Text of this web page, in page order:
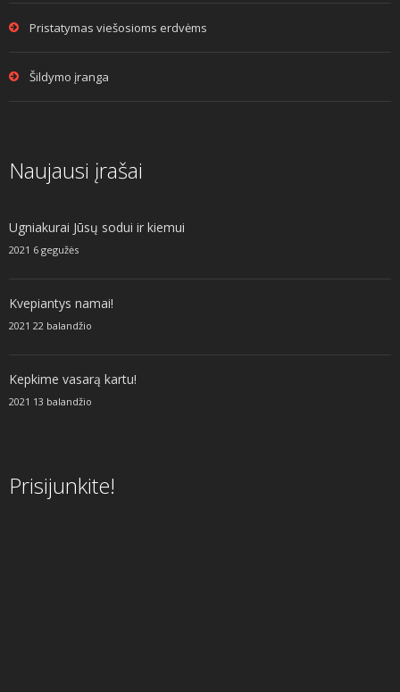
Pristatymas viešosioms erdvėms
Šildymo įranga
Naujausi įrašai
Ugniakurai Jūsų sodui ir kiemui
2021 6 gegužės
Kvepiantys namai!
2021 22 balandžio
Kepkime vasarą kartu!
2021 13 balandžio
Prisijunkite!